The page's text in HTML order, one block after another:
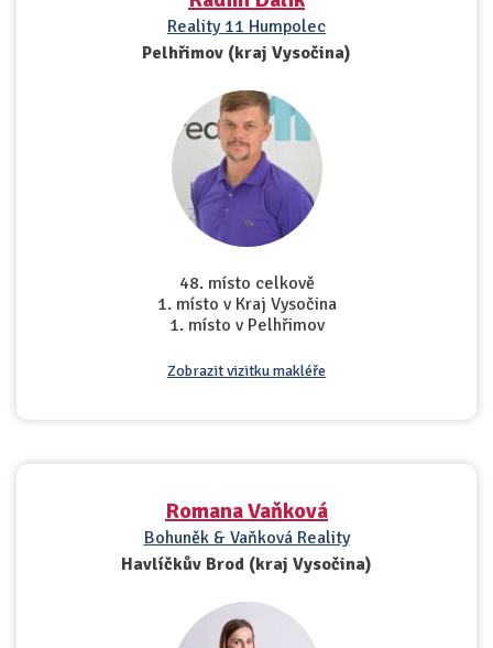
Reality 11 Humpolec
Pelhřimov (kraj Vysočina)
48. místo celkově
1. místo v Kraj Vysočina
1. místo v Pelhřimov
Zobrazit vizitku makléře
Romana Vaňková
Bohuněk & Vaňková Reality
Havlíčkův Brod (kraj Vysočina)